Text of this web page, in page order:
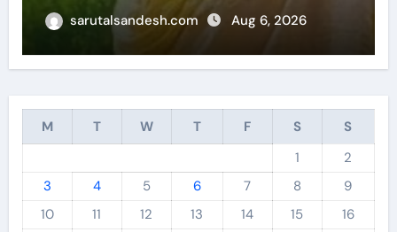
sarutalsandesh.com Aug 6, 2026
M T W T F S
S
1
2
3
4 5 6 7 8
9
10
11 12 13 14 15
16